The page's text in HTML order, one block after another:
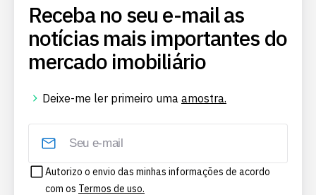
Receba no seu e-mail as
notícias mais importantes do
mercado imobiliário
Deixe-me ler primeiro uma amostra.
Autorizo o envio das minhas informações de acordo
com os Termos de uso.